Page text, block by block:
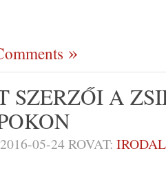
SZERZŐI A
2016-05-24ROVAT: